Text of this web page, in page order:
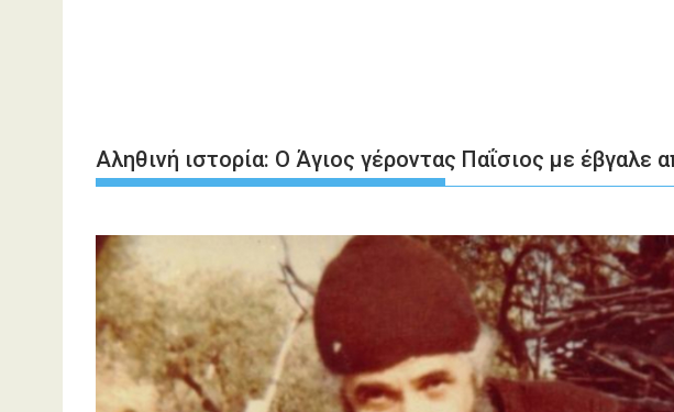
Αληθινή ιστορία: Ο Άγιος γέροντας Παΐσιος με έβγαλε